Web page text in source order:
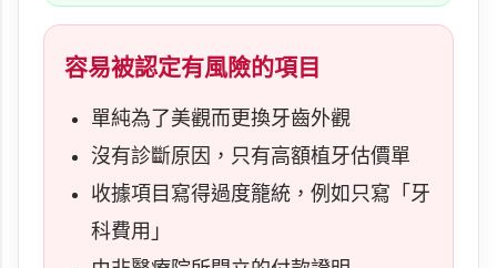
容易被認定有風險的項目
單純為了美觀而更換牙齒外觀
沒有診斷原因，只有高額植牙估價單
收據項目寫得過度籠統，例如只寫「牙
科費用」